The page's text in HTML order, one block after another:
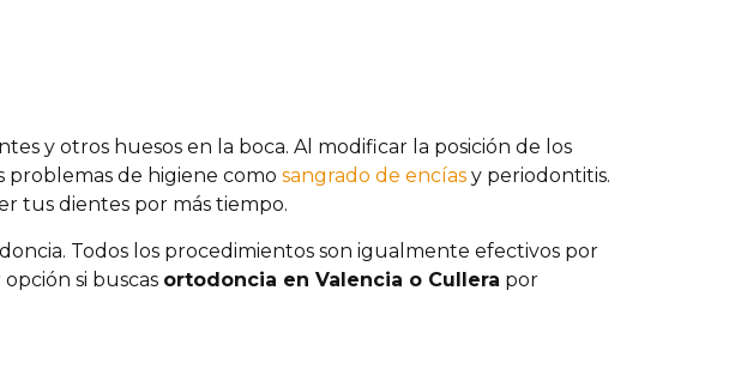
y otros huesos en la boca. Al modificar la posición de los
problemas de higiene como sangrado de encías y periodontitis.
tus dientes por más tiempo.
Todos los procedimientos son igualmente efectivos por
si buscas ortodoncia en Valencia o Cullera por